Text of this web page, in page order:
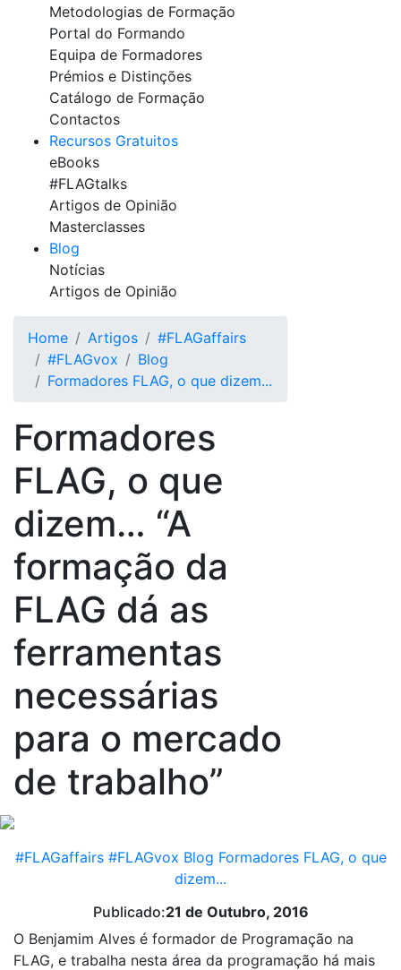
Metodologias de Formação
Portal do Formando
Equipa de Formadores
Prémios e Distinções
Catálogo de Formação
Contactos
Recursos Gratuitos
eBooks
#FLAGtalks
Artigos de Opinião
Masterclasses
Blog
Notícias
Artigos de Opinião
Home Artigos
#FLAGaffairs
#FLAGvox
Blog
Formadores FLAG, o que dizem...
Formadores
FLAG, o que
dizem… “A
formação da
FLAG dá as
ferramentas
necessárias
para o mercado
de trabalho”
#FLAGaffairs #FLAGvox Blog Formadores FLAG, o que
dizem...
Publicado:21 de Outubro, 2016
O Benjamim Alves é formador de Programação na
FLAG, e trabalha nesta área da programação há mais